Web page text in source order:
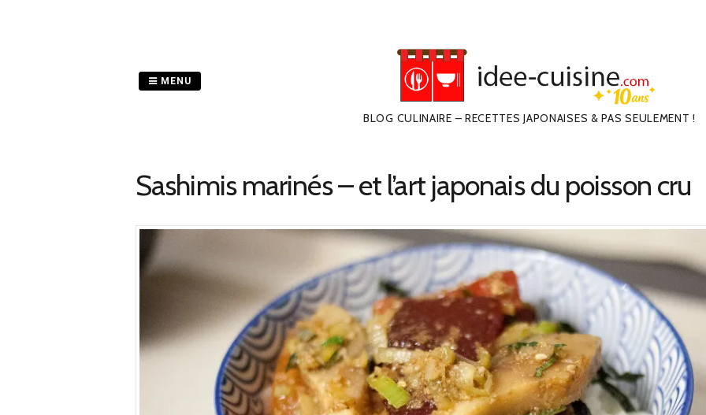
BLOG CULINAIRE – RECETTES JAPONAISES & PAS SEULEMENT !
MENU
Sashimis marinés – et l’art japonais du poisson cru